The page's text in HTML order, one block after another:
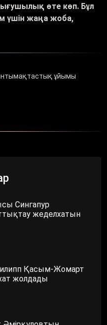
өте көп. Бұл
үшін жаңа жоба,
ұйымы
Сингапур
жеделхатын
Қасым-Жомарт
жолдады